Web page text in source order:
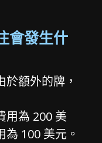
會發生什
額外的牌，
用為 200 美
100 美元。